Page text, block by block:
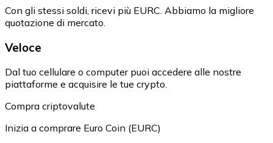
Con gli stessi soldi, ricevi più EURC. Abbiamo la migliore
quotazione di mercato.
Veloce
Dal tuo cellulare o computer puoi accedere alle nostre
piattaforme e acquisire le tue crypto.
Compra criptovalute
Inizia a comprare Euro Coin (EURC)